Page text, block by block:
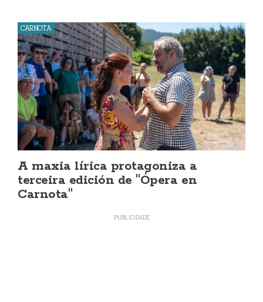
CARNOTA
A maxia lírica protagoniza a
terceira edición de "Ópera en
Carnota"